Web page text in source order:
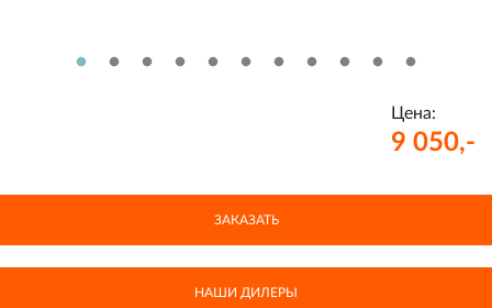
Цена:
9 050,-
ЗАКАЗАТЬ
НАШИ ДИЛЕРЫ